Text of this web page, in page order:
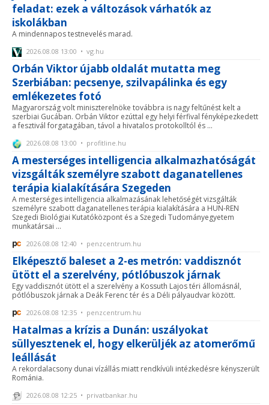
feladat: ezek a változások várhatók az
iskolákban
A mindennapos testnevelés marad.
2026.08.08 13:00 • vg.hu
Orbán Viktor újabb oldalát mutatta meg
Szerbiában: pecsenye, szilvapálinka és egy
emlékezetes fotó
Magyarország volt miniszterelnöke továbbra is nagy feltűnést kelt a
szerbiai Gucában. Orbán Viktor ezúttal egy helyi férfival fényképezkedett
a fesztivál forgatagában, távol a hivatalos protokolltól és ...
2026.08.08 13:00 • profitline.hu
A mesterséges intelligencia alkalmazhatóságát
vizsgálták személyre szabott daganatellenes
terápia kialakítására Szegeden
A mesterséges intelligencia alkalmazásának lehetőségét vizsgálták
személyre szabott daganatellenes terápia kialakítására a HUN-REN
Szegedi Biológiai Kutatóközpont és a Szegedi Tudományegyetem
munkatársai ...
2026.08.08 12:40 • penzcentrum.hu
Elképesztő baleset a 2-es metrón: vaddisznót
ütött el a szerelvény, pótlóbuszok járnak
Egy vaddisznót ütött el a szerelvény a Kossuth Lajos téri állomásnál,
pótlóbuszok járnak a Deák Ferenc tér és a Déli pályaudvar között.
2026.08.08 12:35 • penzcentrum.hu
Hatalmas a krízis a Dunán: uszályokat
süllyesztenek el, hogy elkerüljék az atomerőmű
leállását
A rekordalacsony dunai vízállás miatt rendkívüli intézkedésre kényszerült
Románia.
2026.08.08 12:25 • privatbankar.hu